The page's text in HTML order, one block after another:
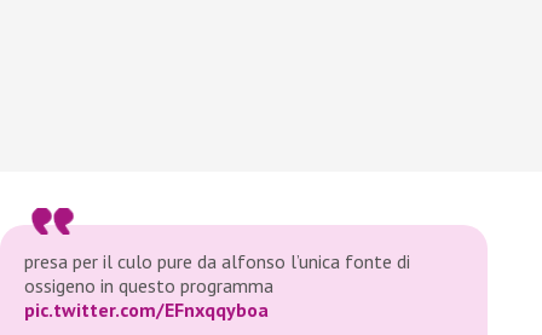
presa per il culo pure da alfonso l’unica fonte di
ossigeno in questo programma
pic.twitter.com/EFnxqqyboa